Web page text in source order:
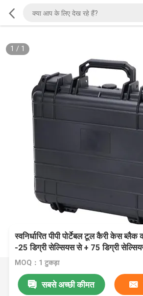
1 / 1
स्वनिर्धारित पीपी पोर्टेबल टूल कैरी केस
-25 डिग्री सेल्सियस से + 75 डिग्री
MOQ：1 टुकड़ा
सबसे अच्छी कीमत